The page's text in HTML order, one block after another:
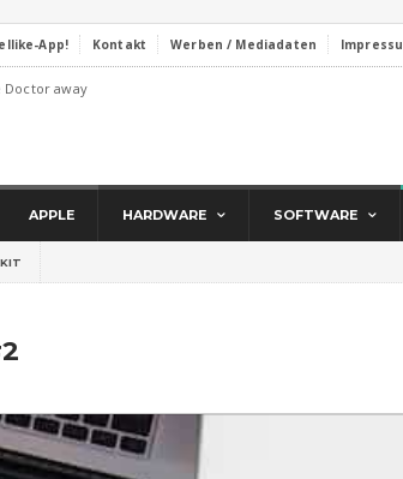
App! Kontakt Werben / Mediadaten
Doctor away
APPLE HARDWARE SOFTWARE